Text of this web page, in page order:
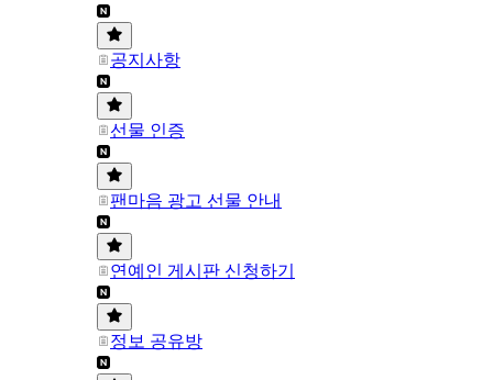
공지사항
선물 인증
팬마음 광고 선물 안내
연예인 게시판 신청하기
정보 공유방